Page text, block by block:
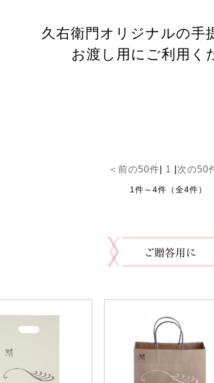
久右衛門オリジナルの手
お渡し用にご利用く
＜前の50件 1 次の50
1件～4件（全4件）